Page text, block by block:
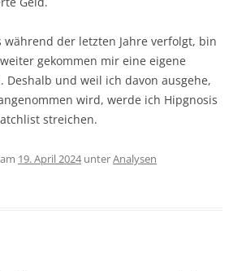
während der letzten Jahre verfolgt, bin
gekommen mir eine eigene
Deshalb und weil ich davon ausgehe,
wird, werde ich Hipgnosis
streichen.
19. April 2024unterAnalysen